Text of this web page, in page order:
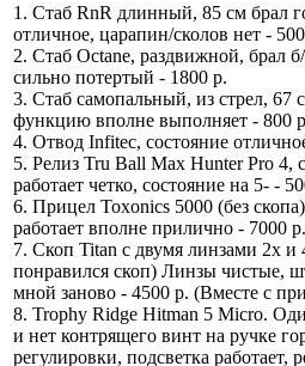
1. Стаб RnR длинный, 85 см брал
отличное, царапин/сколов нет -
2. Стаб Octane, раздвижной, брал
сильно потертый - 1800 р.
3. Стаб самопальный, из стрел, 67
функцию вполне выполняет - 800
4. Отвод Infitec, состояние
5. Релиз Tru Ball Max Hunter Pro 4,
работает четко, состояние на 5- -
6. Прицел Toxonics 5000 (без
работает вполне прилично - 7000 р.
7. Скоп Titan c двумя линзами 2х и
понравился скоп) Линзы чистые,
мной заново - 4500 р. (Вместе с
8. Trophy Ridge Hitman 5 Micro.
и нет контрящего винт на ручке
регулировки, подсветка работает,